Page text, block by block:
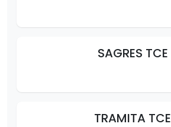
SAGRES TCE
TRAMITA TCE